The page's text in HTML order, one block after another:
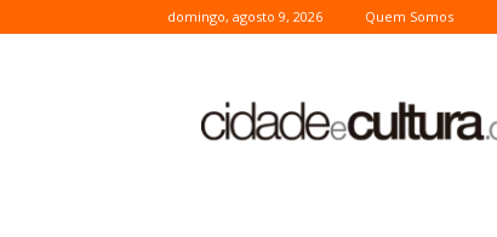
domingo, agosto 9, 2026 Quem Somos
Cultura